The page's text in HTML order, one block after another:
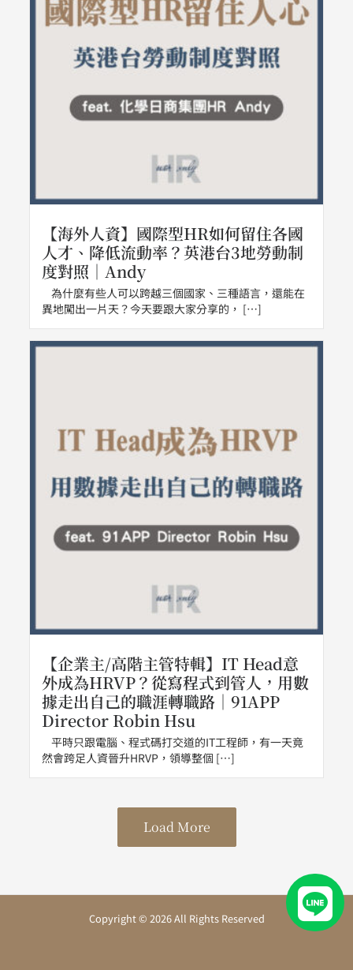
【海外人資】國際型HR如何留住各國
人才、降低流動率？英港台3地勞動制
度對照｜Andy
為什麼有些人可以跨越三個國家、三種語言，還能在
異地闖出一片天？今天要跟大家分享的， […]
【企業主/高階主管特輯】IT Head意
外成為HRVP？從寫程式到管人，用數
據走出自己的職涯轉職路｜91APP
Director Robin Hsu
平時只跟電腦、程式碼打交道的IT工程師，有一天竟
然會跨足人資晉升HRVP，領導整個 […]
Load More
Copyright © 2026 All Rights Reserved